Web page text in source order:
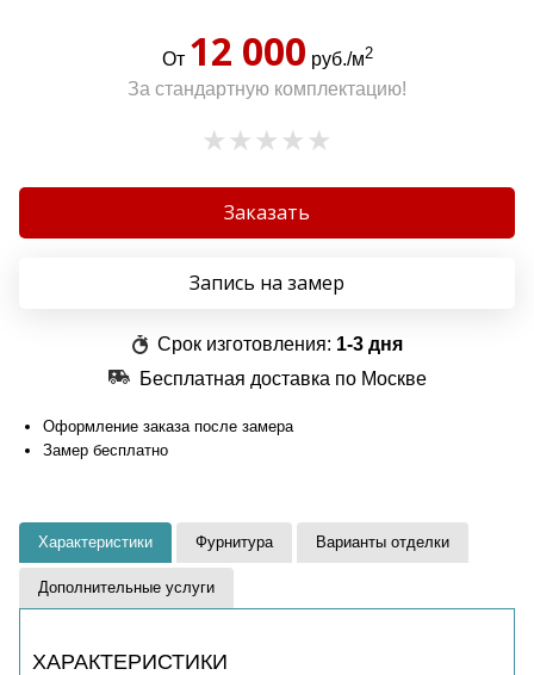
От 12 000 руб./м2
За стандартную комплектацию!
Заказать
Запись на замер
Срок изготовления: 1-3 дня
Бесплатная доставка по Москве
Оформление заказа после замера
Замер бесплатно
Характеристики Фурнитура Варианты отделки
Дополнительные услуги
ХАРАКТЕРИСТИКИ